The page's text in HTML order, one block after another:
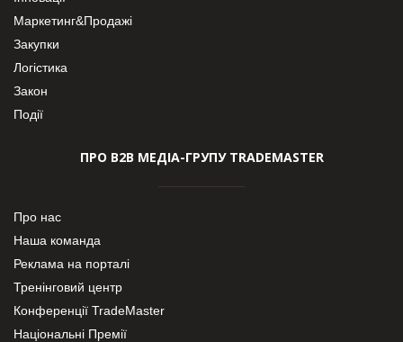
Маркетинг&Продажі
Закупки
Логістика
Закон
Події
ПРО В2В МЕДІА-ГРУПУ TRADEMASTER
Про нас
Наша команда
Реклама на порталі
Тренінговий центр
Конференції TradeMaster
Національні Премії